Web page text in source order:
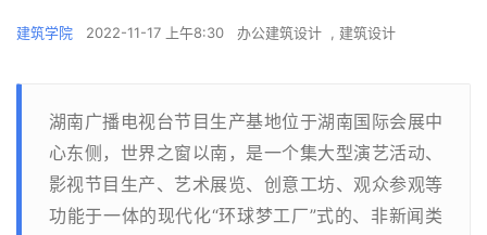
建筑学院 2022-11-17 上午8:30 办公建筑设计 , 建筑设计
湖南广播电视台节目生产基地位于湖南国际会展中
心东侧，世界之窗以南，是一个集大型演艺活动、
影视节目生产、艺术展览、创意工坊、观众参观等
功能于一体的现代化“环球梦工厂”式的、非新闻类